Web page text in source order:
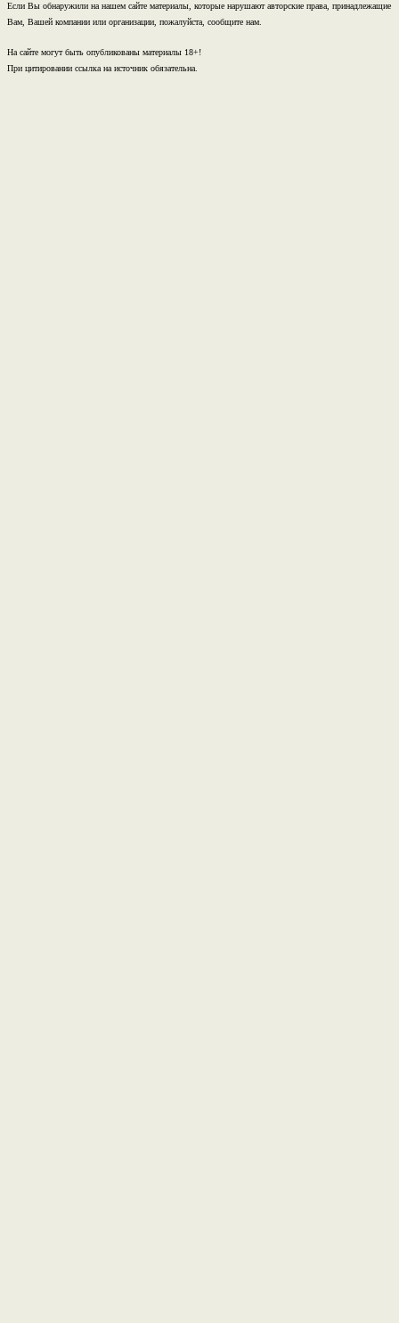
Если Вы обнаружили на нашем сайте материалы, которые нарушают авторские права, принадлежащие
Вам, Вашей компании или организации, пожалуйста, сообщите нам.
На сайте могут быть опубликованы материалы 18+!
При цитировании ссылка на источник обязательна.